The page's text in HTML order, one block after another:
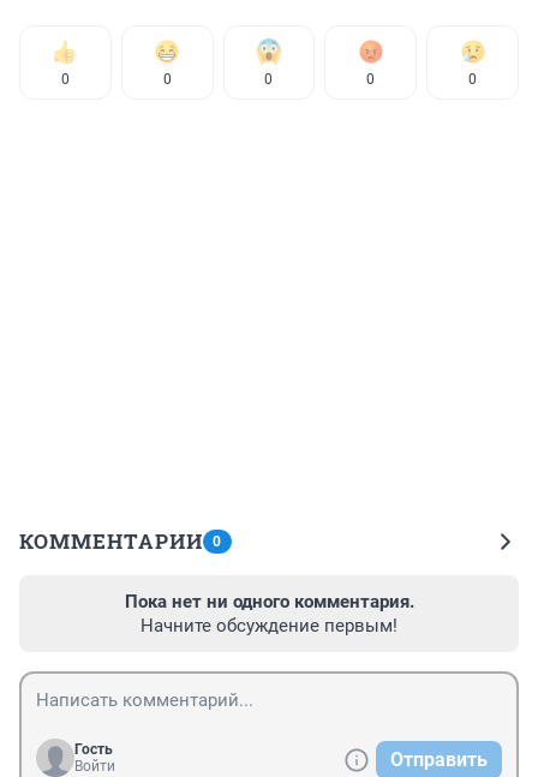
0 0 0 0 0
КОММЕНТАРИИ 0
Пока нет ни одного комментария.
Начните обсуждение первым!
Гость
Войти
Отправить